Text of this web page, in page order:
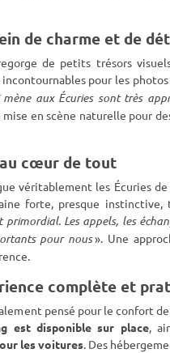
de charme et de
de petits trésors
pour les photos
mène aux Écuries sont très appr
en scène naturelle pour
au cœur de tout
véritablement les Écuries de
forte, presque instinctive,
primordial. Les appels, les é
pour nous». Une
rence.
complète et
pensé pour le confort
est disponible sur place,
les voitures. Des